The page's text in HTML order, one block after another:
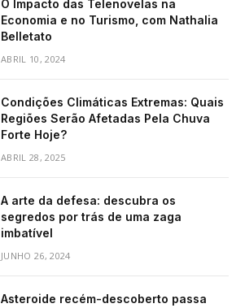
O Impacto das Telenovelas na
Economia e no Turismo, com Nathalia
Belletato
ABRIL 10, 2024
Condições Climáticas Extremas: Quais
Regiões Serão Afetadas Pela Chuva
Forte Hoje?
ABRIL 28, 2025
A arte da defesa: descubra os
segredos por trás de uma zaga
imbatível
JUNHO 26, 2024
Asteroide recém-descoberto passa